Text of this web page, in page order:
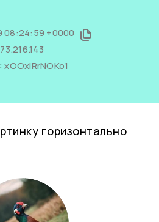
+0000
xOOxiRrNOKo1
горизонтально